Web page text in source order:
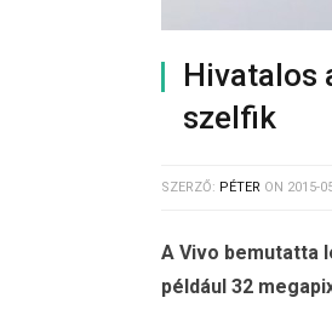
Hivatalos
szelfik
SZERZŐ: PÉTER ON 2015-
A Vivo bemutatta
például 32